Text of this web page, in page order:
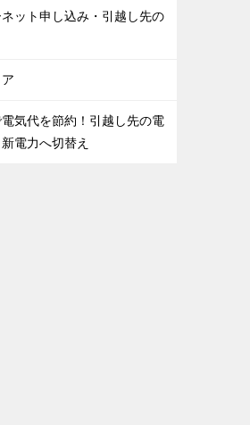
ット申し込み・引越し先の
気代を節約！引越し先の電
電力へ切替え